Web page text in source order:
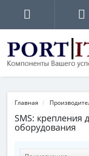
Главная
SMS: крепления
оборудования